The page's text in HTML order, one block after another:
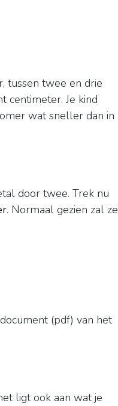
tussen twee en drie
centimeter. Je kind
wat sneller dan in
door twee. Trek nu
. Normaal gezien zal ze
(pdf) van het
ligt ook aan wat je